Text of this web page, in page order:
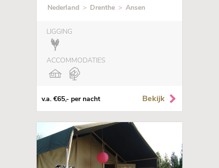
Nederland > Drenthe > Ansen
LIGGING
ACCOMMODATIES
v.a. €65,- per nacht Bekijk